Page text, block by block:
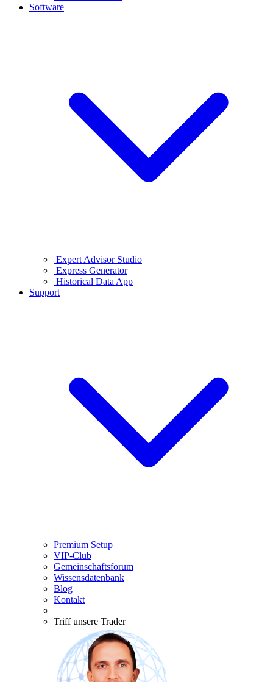
Software
Expert Advisor Studio
Express Generator
Historical Data App
Support
Premium Setup
VIP-Club
Gemeinschaftsforum
Wissensdatenbank
Blog
Kontakt
Triff unsere Trader